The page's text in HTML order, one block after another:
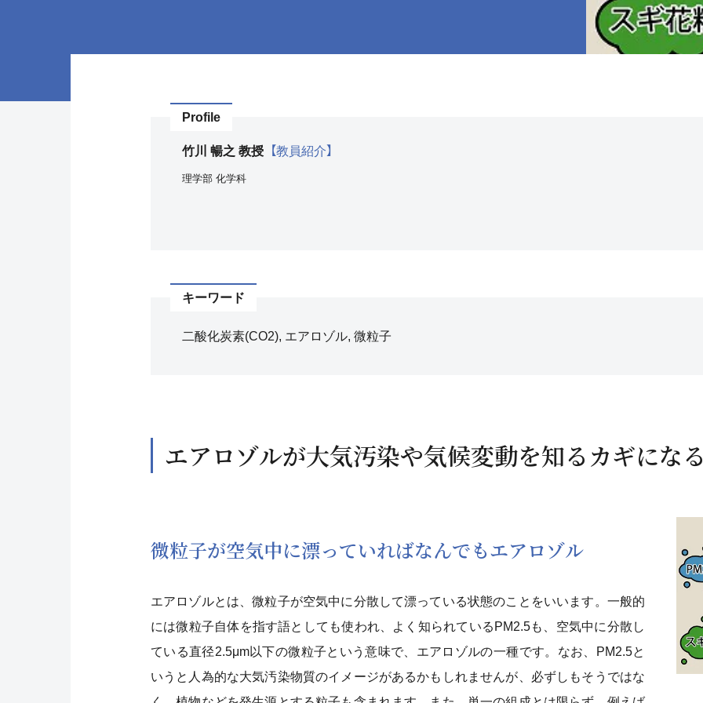
Profile
竹川 暢之 教授 【教員紹介】
理学部 化学科
キーワード
二酸化炭素(CO2), エアロゾル, 微粒子
エアロゾルが大気汚染や気候変動を知るカギにな
微粒子が空気中に漂っていればなんでもエアロゾル
エアロゾルとは、微粒子が空気中に分散して漂っている状態のことをいいます。一般的
には微粒子自体を指す語としても使われ、よく知られているPM2.5も、空気中に分散し
ている直径2.5μm以下の微粒子という意味で、エアロゾルの一種です。なお、PM2.5と
いうと人為的な大気汚染物質のイメージがあるかもしれませんが、必ずしもそうではな